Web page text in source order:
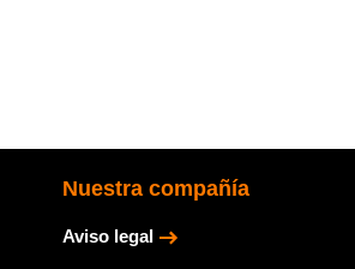
Nuestra compañía
Aviso legal